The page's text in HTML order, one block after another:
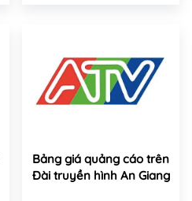
Bảng giá quảng cáo trên
Đài truyền hình An Giang